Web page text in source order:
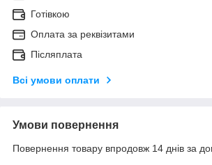
Готівкою
Оплата за реквізитами
Післяплата
Всі умови оплати
Умови повернення
Повернення товару впродовж 14 днів за